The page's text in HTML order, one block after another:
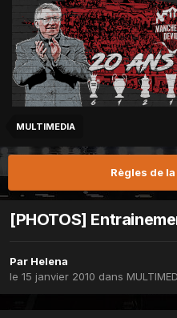
MULTIMEDIA
Règles de
[PHOTOS]
Par Helena
le 15 janvier 2010 dans